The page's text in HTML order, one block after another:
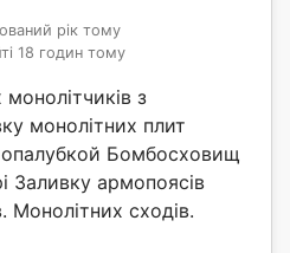
рік тому
18 годин тому
з
монолітних плит
опалубкой Бомбосховищ
Заливку армопоясів
Монолітних сходів.